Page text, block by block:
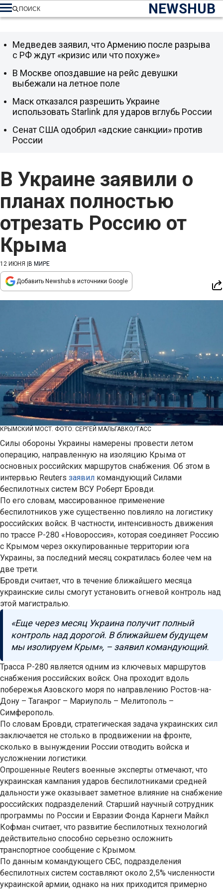
NEWSHUB
ПОИСК
В Украине заявили о
планах полностью
отрезать Россию от
Крыма
12 ИЮНЯ В МИРЕ
Добавить Newshub в источники Google
КРЫМСКИЙ МОСТ. ФОТО: СЕРГЕЙ МАЛЬГАВКО/ТАСС
Силы обороны Украины намерены провести летом
операцию, направленную на изоляцию Крыма от
основных российских маршрутов снабжения. Об этом в
интервью Reuters заявил командующий Силами
беспилотных систем ВСУ Роберт Бровди.
По его словам, массированное применение
беспилотников уже существенно повлияло на логистику
российских войск. В частности, интенсивность движения
по трассе Р-280 «Новороссия», которая соединяет Россию
с Крымом через оккупированные территории юга
Украины, за последний месяц сократилась более чем на
две трети.
Бровди считает, что в течение ближайшего месяца
украинские силы смогут установить огневой контроль над
этой магистралью.
«Еще через месяц Украина получит полный
контроль над дорогой. В ближайшем будущем
мы изолируем Крым», – заявил командующий.
Трасса Р-280 является одним из ключевых маршрутов
снабжения российских войск. Она проходит вдоль
побережья Азовского моря по направлению Ростов-на-
Дону – Таганрог – Мариуполь – Мелитополь –
Симферополь.
По словам Бровди, стратегическая задача украинских сил
заключается не столько в продвижении на фронте,
сколько в вынуждении России отводить войска и
усложнении логистики.
Опрошенные Reuters военные эксперты отмечают, что
украинская кампания ударов беспилотниками средней
дальности уже оказывает заметное влияние на снабжение
российских подразделений. Старший научный сотрудник
программы по России и Евразии Фонда Карнеги Майкл
Кофман считает, что развитие беспилотных технологий
действительно способно серьезно осложнить
транспортное сообщение с Крымом.
По данным командующего СБС, подразделения
беспилотных систем составляют около 2,5% численности
украинской армии, однако на них приходится примерно
Медведев заявил, что Армению после разрыва
с РФ ждут «кризис или что похуже»
В Москве опоздавшие на рейс девушки
выбежали на летное поле
Маск отказался разрешить Украине
использовать Starlink для ударов вглубь России
Сенат США одобрил «адские санкции» против
России